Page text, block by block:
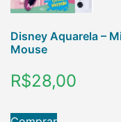
Disney Aquarela –
Mouse
R$28,00